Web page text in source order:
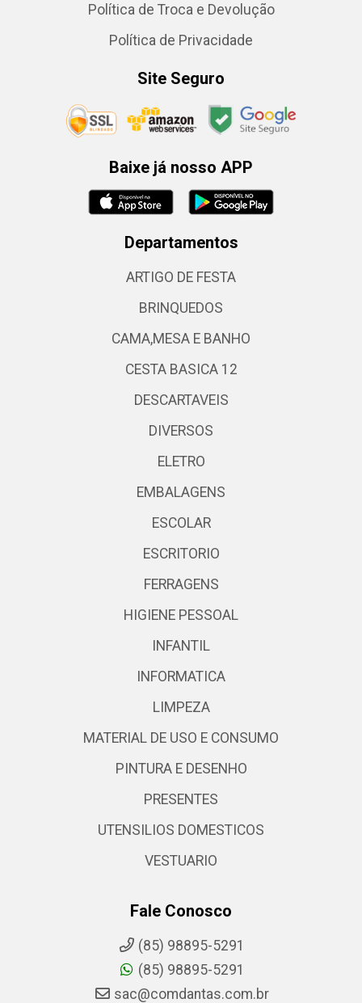
Política de Troca e Devolução
Política de Privacidade
Site Seguro
Baixe já nosso APP
Departamentos
ARTIGO DE FESTA
BRINQUEDOS
CAMA,MESA E BANHO
CESTA BASICA 12
DESCARTAVEIS
DIVERSOS
ELETRO
EMBALAGENS
ESCOLAR
ESCRITORIO
FERRAGENS
HIGIENE PESSOAL
INFANTIL
INFORMATICA
LIMPEZA
MATERIAL DE USO E CONSUMO
PINTURA E DESENHO
PRESENTES
UTENSILIOS DOMESTICOS
VESTUARIO
Fale Conosco
(85) 98895-5291
(85) 98895-5291
sac@comdantas.com.br